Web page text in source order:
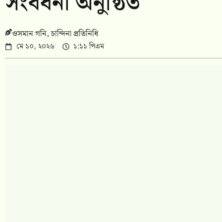
ওসমান গনি, চান্দিনা প্রতিনিধি
মে ১০, ২০২৬ ১:১১ পিএম